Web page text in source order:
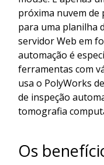
próxima nuvem
para uma planilha
servidor Web em
automação é
ferramentas com
usa o PolyWorks
de inspeção
tomografia
Os